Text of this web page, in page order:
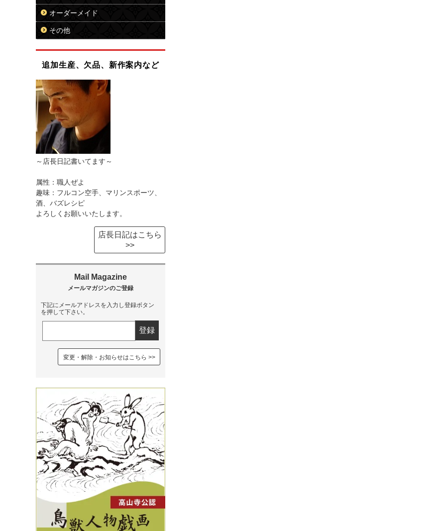
オーダーメイド
その他
追加生産、欠品、新作案内など
～店長日記書いてます～
属性：職人ぜよ
趣味：フルコン空手、マリンスポーツ、
酒、バズレシピ
よろしくお願いいたします。
店長日記はこちら
>>
下記にメールアドレスを入力し登録ボタン
を押して下さい。
変更・解除・お知らせはこちら